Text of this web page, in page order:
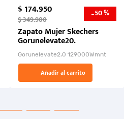
$174.950
$349.900 -50 %
Zapato Mujer Skechers
Gorunelevate20.
Gorunelevate2.0 129000Wmnt
Añadir al carrito